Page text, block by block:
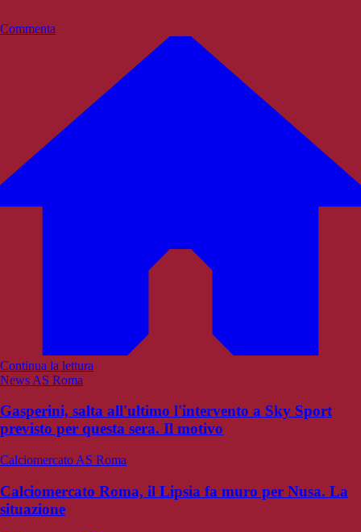
Commenta
Continua la lettura
News AS Roma
Gasperini, salta all'ultimo l'intervento a Sky Sport
previsto per questa sera. Il motivo
Calciomercato AS Roma
Calciomercato Roma, il Lipsia fa muro per Nusa. La
situazione